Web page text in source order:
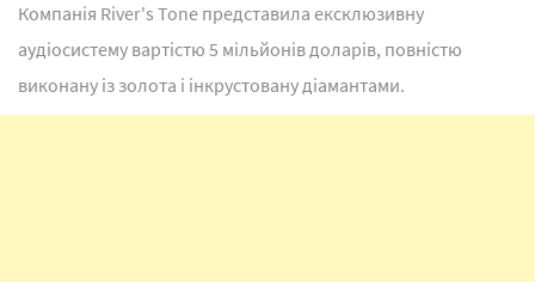
Компанія River's Tone представила ексклюзивну
аудіосистему вартістю 5 мільйонів доларів, повністю
виконану із золота і інкрустовану діамантами.